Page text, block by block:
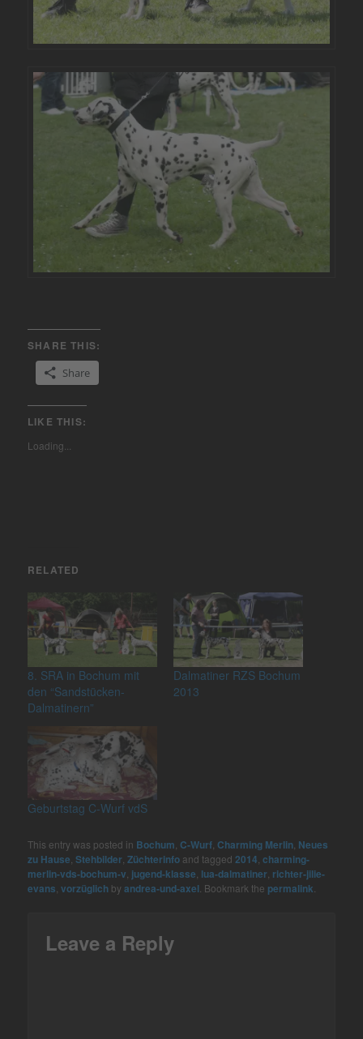
SHARE THIS:
Share
LIKE THIS:
Loading...
RELATED
8. SRA in Bochum mit
den “Sandstücken-
Dalmatinern”
Dalmatiner RZS Bochum
2013
Geburtstag C-Wurf vdS
This entry was posted in Bochum ,C-Wurf ,Charming Merlin Neues
zu Hause ,Stehbilder ,Züchterinfo and tagged2014 ,charming-
merlin-vds-bochum-v jugend-klasse lua-dalmatiner richter-jilie-
evans ,vorzüglich byandrea-und-axel . Bookmark the permalink
Leave a Reply